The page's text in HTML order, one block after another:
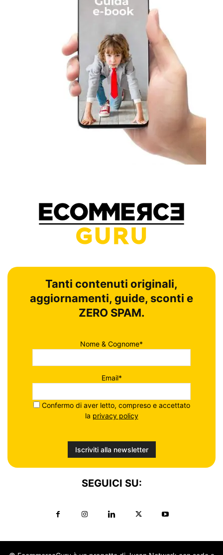
Tanti contenuti originali,
aggiornamenti, guide, sconti e
ZERO SPAM.
Nome & Cognome*
Email*
Confermo di aver letto, compreso e accettato
la privacy policy
SEGUICI SU: